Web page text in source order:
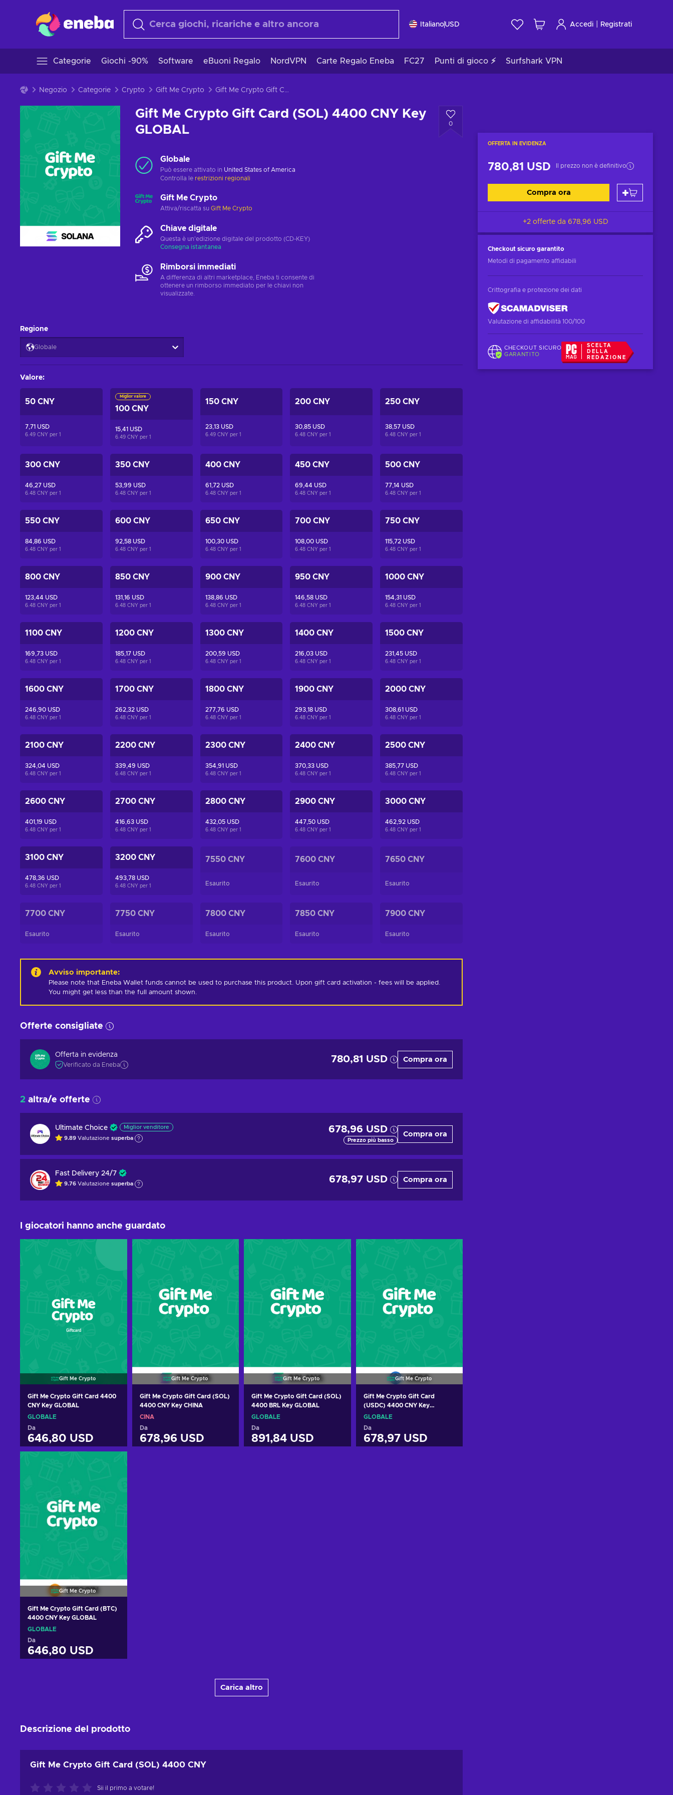
ItalianoUSD Accedi Registrati
Categorie Giochi -90% Software eBuoni Regalo NordVPN Carte Regalo Eneba FC27 Punti di gioco ⚡ Surfshark VPN
Negozio Categorie Crypto Gift Me Crypto Gift Me Crypto Gift Card (SOL) 4400 CNY Key GLOBAL
Gift Me Crypto Gift Card (SOL) 4400 CNY Key
GLOBAL
0
OFFERTA IN EVIDENZA
780,81 USD Il prezzo non è definitivo
Compra ora
+2 offerte da 678,96 USD
Checkout sicuro garantito
Metodi di pagamento affidabili
Crittografia e protezione dei dati
Valutazione di affidabilità 100/100
CHECKOUT SICURO
GARANTITO
SCELTA
DELLA
REDAZIONE
Globale
Può essere attivato in United States of America
Controlla le restrizioni regionali
Gift Me Crypto
Attiva/riscatta su Gift Me Crypto
Chiave digitale
Questa è un'edizione digitale del prodotto (CD-KEY)
Consegna istantanea
Rimborsi immediati
A differenza di altri marketplace, Eneba ti consente di
ottenere un rimborso immediato per le chiavi non
visualizzate.
Regione
Globale
Valore:
50 CNY
7,71 USD
6.49 CNY per 1
Miglior valore
100 CNY
15,41 USD
6.49 CNY per 1
150 CNY
23,13 USD
6.49 CNY per 1
200 CNY
30,85 USD
6.48 CNY per1
250 CNY
38,57 USD
6.48 CNY per1
300 CNY
46,27 USD
6.48 CNY per 1
350 CNY
53,99 USD
6.48 CNY per 1
400 CNY
61,72 USD
6.48 CNY per 1
450 CNY
69,44 USD
6.48 CNY per1
500 CNY
77,14 USD
6.48 CNY per1
550 CNY
84,86 USD
6.48 CNY per 1
600 CNY
92,58 USD
6.48 CNY per 1
650 CNY
100,30 USD
6.48 CNY per 1
700 CNY
108,00 USD
6.48 CNY per1
750 CNY
115,72 USD
6.48 CNY per1
800 CNY
123,44 USD
6.48 CNY per 1
850 CNY
131,16 USD
6.48 CNY per 1
900 CNY
138,86 USD
6.48 CNY per 1
950 CNY
146,58 USD
6.48 CNY per1
1000 CNY
154,31 USD
6.48 CNY per1
1100 CNY
169,73 USD
6.48 CNY per 1
1200 CNY
185,17 USD
6.48 CNY per 1
1300 CNY
200,59 USD
6.48 CNY per 1
1400 CNY
216,03 USD
6.48 CNY per1
1500 CNY
231,45 USD
6.48 CNY per1
1600 CNY
246,90 USD
6.48 CNY per 1
1700 CNY
262,32 USD
6.48 CNY per 1
1800 CNY
277,76 USD
6.48 CNY per 1
1900 CNY
293,18 USD
6.48 CNY per1
2000 CNY
308,61 USD
6.48 CNY per1
2100 CNY
324,04 USD
6.48 CNY per 1
2200 CNY
339,49 USD
6.48 CNY per 1
2300 CNY
354,91 USD
6.48 CNY per 1
2400 CNY
370,33 USD
6.48 CNY per1
2500 CNY
385,77 USD
6.48 CNY per1
2600 CNY
401,19 USD
6.48 CNY per 1
2700 CNY
416,63 USD
6.48 CNY per 1
2800 CNY
432,05 USD
6.48 CNY per 1
2900 CNY
447,50 USD
6.48 CNY per1
3000 CNY
462,92 USD
6.48 CNY per1
3100 CNY
478,36 USD
6.48 CNY per 1
3200 CNY
493,78 USD
6.48 CNY per 1
7550 CNY
Esaurito
7600 CNY
Esaurito
7650 CNY
Esaurito
7700 CNY
Esaurito
7750 CNY
Esaurito
7800 CNY
Esaurito
7850 CNY
Esaurito
7900 CNY
Esaurito
Avviso importante:
Please note that Eneba Wallet funds cannot be used to purchase this product. Upon gift card activation - fees will be applied.
You might get less than the full amount shown.
Offerte consigliate
Offerta in evidenza
Verificato da Eneba
780,81 USD Compra ora
2 altra/e offerte
Ultimate Choice Miglior venditore
9.89 Valutazione superba
678,96 USD
Prezzo più basso
Compra ora
Fast Delivery 24/7
9.76 Valutazione superba 678,97 USD Compra ora
I giocatori hanno anche guardato
Gift Me Crypto
Gift Me Crypto Gift Card 4400
CNY Key GLOBAL
GLOBALE
Da
646,80 USD
Visualizza offerte
Gift Me Crypto
Gift Me Crypto Gift Card (SOL)
4400 CNY Key CHINA
CINA
Da
678,96 USD
Gift Me Crypto
Gift Me Crypto Gift Card (SOL)
4400 BRL Key GLOBAL
GLOBALE
Da
891,84 USD
Gift Me Crypto
Gift Me Crypto Gift Card
(USDC) 4400 CNY Key
GLOBAL
GLOBALE
Da
678,97 USD
Gift Me Crypto
Gift Me Crypto Gift Card (BTC)
4400 CNY Key GLOBAL
GLOBALE
Da
646,80 USD
Carica altro
Descrizione del prodotto
Gift Me Crypto Gift Card (SOL) 4400 CNY
Sii il primo a votare!